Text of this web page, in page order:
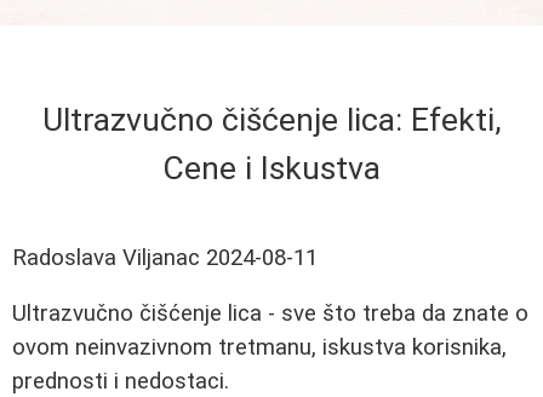
Ultrazvučno čišćenje lica: Efekti,
Cene i Iskustva
Radoslava Viljanac 2024-08-11
Ultrazvučno čišćenje lica - sve što treba da znate o
ovom neinvazivnom tretmanu, iskustva korisnika,
prednosti i nedostaci.